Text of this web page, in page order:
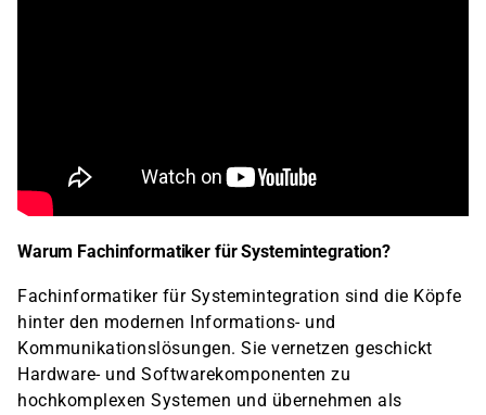
Warum Fachinformatiker für Systemintegration?
Fachinformatiker für Systemintegration sind die Köpfe
hinter den modernen Informations- und
Kommunikationslösungen. Sie vernetzen geschickt
Hardware- und Softwarekomponenten zu
hochkomplexen Systemen und übernehmen als